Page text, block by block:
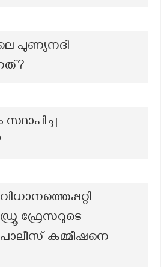
പുണ്യനദി
ഫ്രേസറുടെ
കമ്മീഷനെ